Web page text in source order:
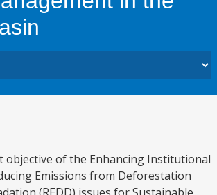
objective of the Enhancing Institutional
Emissions from Deforestation